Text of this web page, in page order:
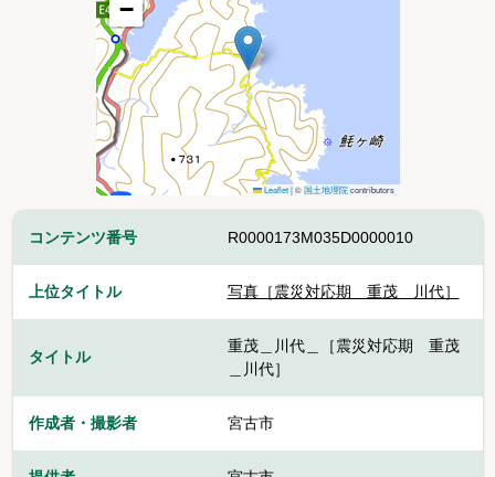
−
Leaflet |©国土地理院contributors
コンテンツ番号 R0000173M035D0000010
上位タイトル 写真［震災対応期 重茂＿川代］
タイトル
重茂＿川代＿［震災対応期 重茂
＿川代］
作成者・撮影者 宮古市